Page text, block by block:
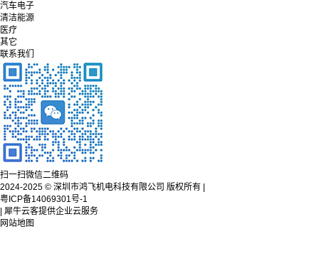
汽车电子
清洁能源
医疗
其它
联系我们
扫一扫微信二维码
2024-2025 © 深圳市鸿飞机电科技有限公司 版权所有 |
粤ICP备14069301号-1
| 犀牛云客提供企业云服务
网站地图